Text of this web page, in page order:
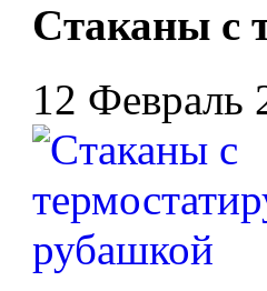
Cтаканы с
12 Февраль